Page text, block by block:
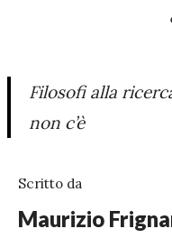
Filosofi alla
non c’è
Scritto da
Maurizio